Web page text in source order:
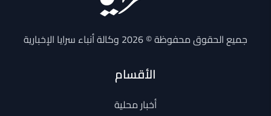
جميع الحقوق محفوظة © 2026 وكالة أنباء سرايا الإخبارية
الأقسام
أخبار محلية